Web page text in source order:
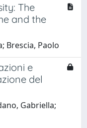
The
and the
Brescia, Paolo
e
del
Gabriella;